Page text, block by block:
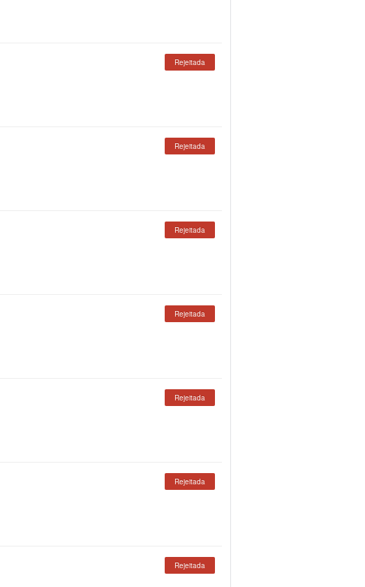
Rejeitada
Rejeitada
Rejeitada
Rejeitada
Rejeitada
Rejeitada
Rejeitada